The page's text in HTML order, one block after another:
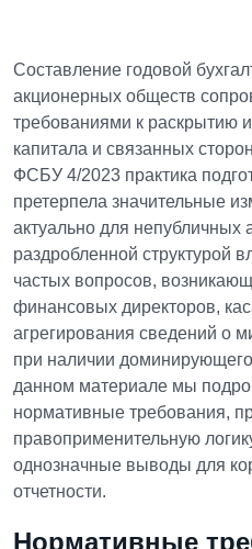
Составление годовой
акционерных обществ
требованиями к раскрытию
капитала и связанных
ФСБУ 4/2023 практика
претерпела значительные
актуально для непубличных
раздробленной структурой
частых вопросов,
финансовых директоров,
агрегирования сведений о
при наличии
данном материале мы
нормативные требования,
правоприменительную
однозначные выводы для
отчетности.
Нормативные